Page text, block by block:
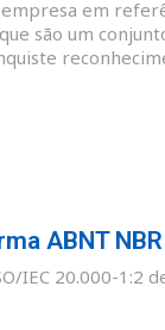
em
são um
ABNT
IEC 20.000-1:2